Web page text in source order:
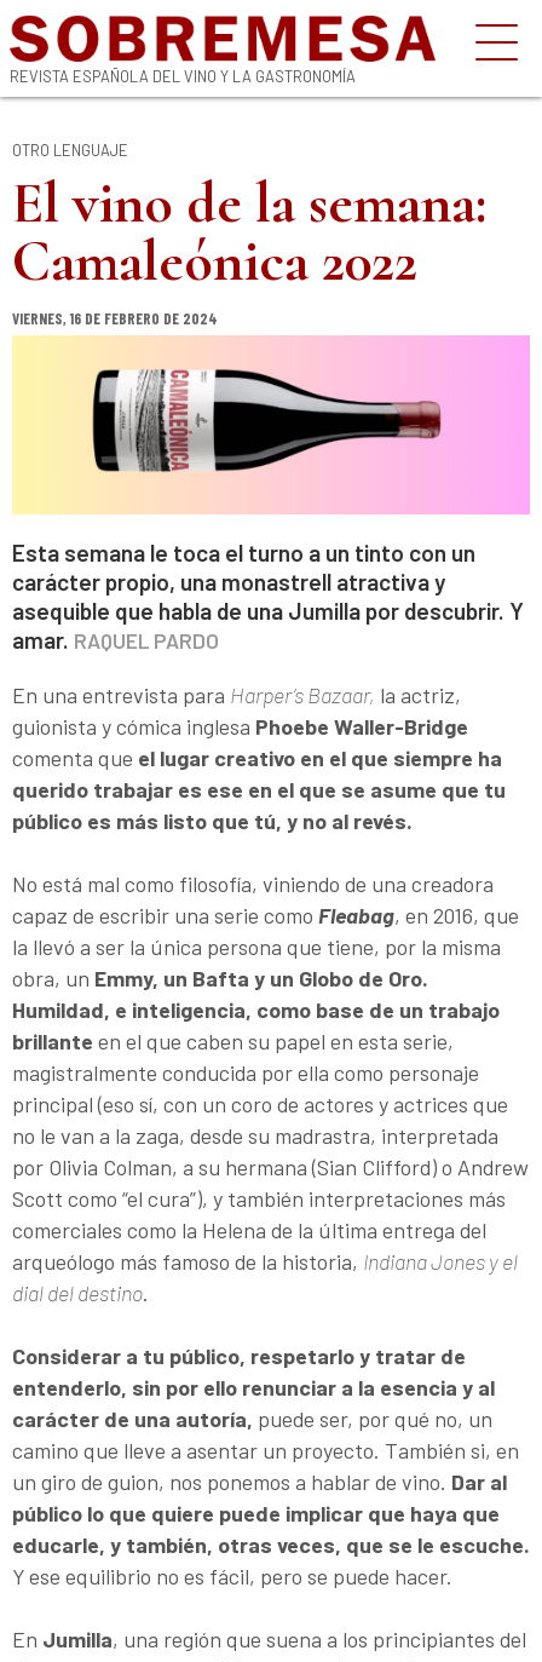
REVISTA ESPAÑOLA DEL VINO Y LA GASTRONOMÍA
OTRO LENGUAJE
El vino de la semana:
Camaleónica 2022
VIERNES, 16 DE FEBRERO DE 2024
Esta semana le toca el turno a un tinto con un
carácter propio, una monastrell atractiva y
asequible que habla de una Jumilla por descubrir. Y
amar. RAQUEL PARDO
En una entrevista para Harper’s Bazaar, la actriz,
guionista y cómica inglesa Phoebe Waller-Bridge
comenta que el lugar creativo en el que siempre ha
querido trabajar es ese en el que se asume que tu
público es más listo que tú, y no al revés.
No está mal como filosofía, viniendo de una creadora
capaz de escribir una serie como Fleabag, en 2016, que
la llevó a ser la única persona que tiene, por la misma
obra, un Emmy, un Bafta y un Globo de Oro.
Humildad, e inteligencia, como base de un trabajo
brillante en el que caben su papel en esta serie,
magistralmente conducida por ella como personaje
principal (eso sí, con un coro de actores y actrices que
no le van a la zaga, desde su madrastra, interpretada
por Olivia Colman, a su hermana (Sian Clifford) o Andrew
Scott como “el cura”), y también interpretaciones más
comerciales como la Helena de la última entrega del
arqueólogo más famoso de la historia, Indiana Jones y el
dial del destino.
Considerar a tu público, respetarlo y tratar de
entenderlo, sin por ello renunciar a la esencia y al
carácter de una autoría, puede ser, por qué no, un
camino que lleve a asentar un proyecto. También si, en
un giro de guion, nos ponemos a hablar de vino. Dar al
público lo que quiere puede implicar que haya que
educarle, y también, otras veces, que se le escuche.
Y ese equilibrio no es fácil, pero se puede hacer.
En Jumilla, una región que suena a los principiantes del